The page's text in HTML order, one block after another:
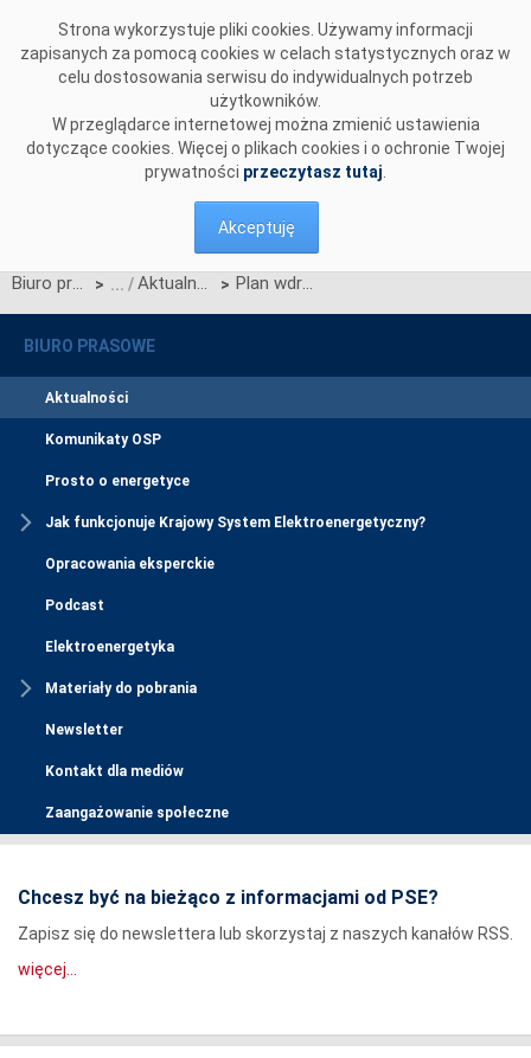
Strona wykorzystuje pliki cookies. Używamy informacji
zapisanych za pomocą cookies w celach statystycznych oraz w
celu dostosowania serwisu do indywidualnych potrzeb
użytkowników.
W przeglądarce internetowej można zmienić ustawienia
dotyczące cookies. Więcej o plikach cookies i o ochronie Twojej
prywatności przeczytasz tutaj
Akceptuję
Biuro prasowe > Aktualności > Plan wdrożenia Centralnego Systemu Informacji Rynku Energii został zaktualizowany
BIURO PRASOWE
Aktualności
Komunikaty OSP
Prosto o energetyce
Jak funkcjonuje Krajowy System Elektroenergetyczny?
Opracowania eksperckie
Podcast
Elektroenergetyka
Materiały do pobrania
Newsletter
Kontakt dla mediów
Zaangażowanie społeczne
Chcesz być na bieżąco z informacjami od PSE?
Zapisz się do newslettera lub skorzystaj z naszych kanałów RSS.
więcej...